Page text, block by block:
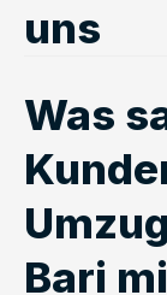
uns
Was
Bari